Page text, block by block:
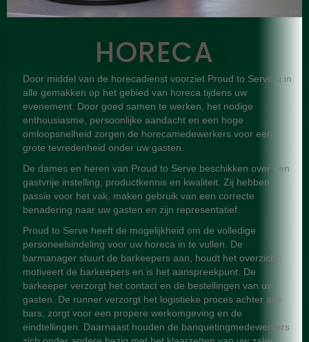
HORECA
Door middel van de horecadienst voorziet Proud to Serve u in
alle gemakken op het gebied van horeca tijdens uw
evenement. Door goed samen te werken, het nodige
enthousiasme, persoonlijke aandacht en een hoge
omloopsnelheid zorgen de horecamedewerkers voor een
grote tevredenheid onder uw gasten.
De dames en heren van Proud to Serve beschikken over een
gastvrije instelling, productkennis en kwaliteit. Zij hebben
passie voor het vak, maken gebruik van een correcte
benadering naar uw gasten en zijn representatief.
Proud to Serve heeft de mogelijkheid om de volledige
personeelsindeling voor uw horeca in te vullen. De
barmanager stuurt de barkeepers aan, houdt het overzicht,
motiveert de barkeepers en is het aanspreekpunt. De
barkeeper verzorgt het contact en de bestellingen van uw
gasten. De runner verzorgt het logistieke proces achter alle
bars, zorgt voor een propere werkomgeving en de
eindtellingen. Daarnaast houden de banquetingmedewerkers